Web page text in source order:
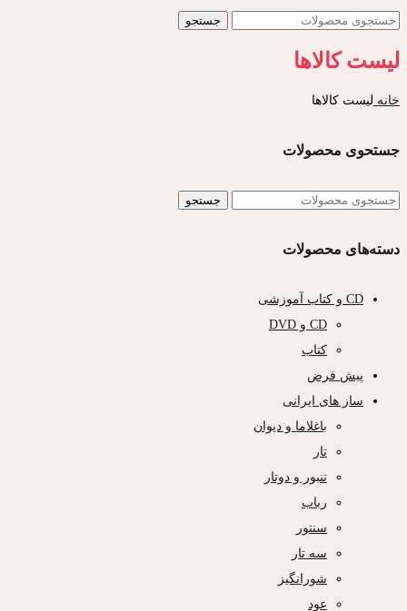
جستجو
لیست کالاها
خانه لیست کالاها
جستحوی محصولات
جستجو
دسته‌های محصولات
CD و کتاب آموزشی
CD و DVD
کتاب
پیش فرض
ساز های ایرانی
باغلاما و دیوان
تار
تنبور و دوتار
رباب
سنتور
سه تار
شورانگیز
عود